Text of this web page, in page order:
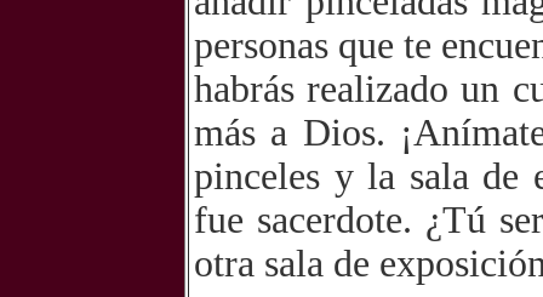
personas que te
habrás realizado un
más a Dios.
pinceles y la sala de
fue sacerdote. ¿Tú
otra sala de